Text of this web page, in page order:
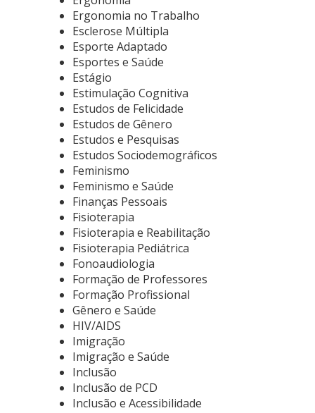
Ergonomia no Trabalho
Esclerose Múltipla
Esporte Adaptado
Esportes e Saúde
Estágio
Estimulação Cognitiva
Estudos de Felicidade
Estudos de Gênero
Estudos e Pesquisas
Estudos Sociodemográficos
Feminismo
Feminismo e Saúde
Finanças Pessoais
Fisioterapia
Fisioterapia e Reabilitação
Fisioterapia Pediátrica
Fonoaudiologia
Formação de Professores
Formação Profissional
Gênero e Saúde
HIV/AIDS
Imigração
Imigração e Saúde
Inclusão
Inclusão de PCD
Inclusão e Acessibilidade